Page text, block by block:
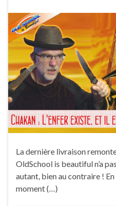
La dernière livraison
OldSchool is beautiful n’a
autant, bien au contraire !
moment (…)